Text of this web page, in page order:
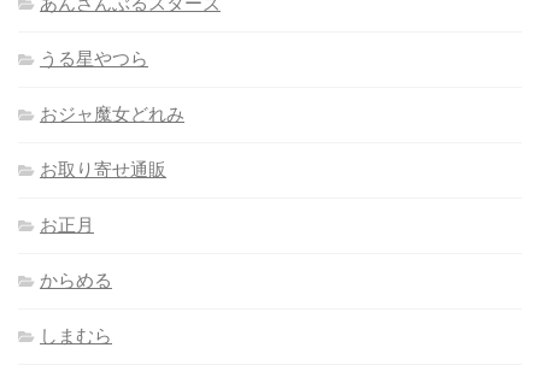
うる星やつら
おジャ魔女どれみ
お取り寄せ通販
お正月
からめる
しまむら